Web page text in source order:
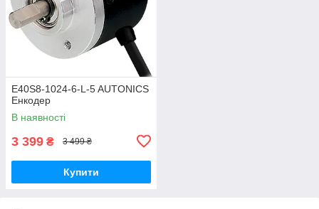
E40S8-1024-6-L-5 AUTONICS
Енкодер
В наявності
3 399 ₴ 3 499 ₴
Купити